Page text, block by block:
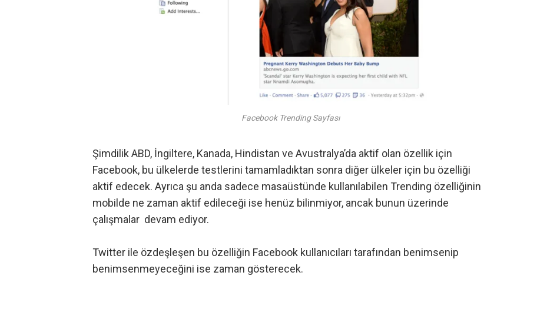
Facebook Trending Sayfası
Şimdilik ABD, İngiltere, Kanada, Hindistan ve Avustralya’da aktif olan özellik için
Facebook, bu ülkelerde testlerini tamamladıktan sonra diğer ülkeler için bu özelliği
aktif edecek. Ayrıca şu anda sadece masaüstünde kullanılabilen Trending özelliğinin
mobilde ne zaman aktif edileceği ise henüz bilinmiyor, ancak bunun üzerinde
çalışmalar devam ediyor.
Twitter ile özdeşleşen bu özelliğin Facebook kullanıcıları tarafından benimsenip
benimsenmeyeceğini ise zaman gösterecek.